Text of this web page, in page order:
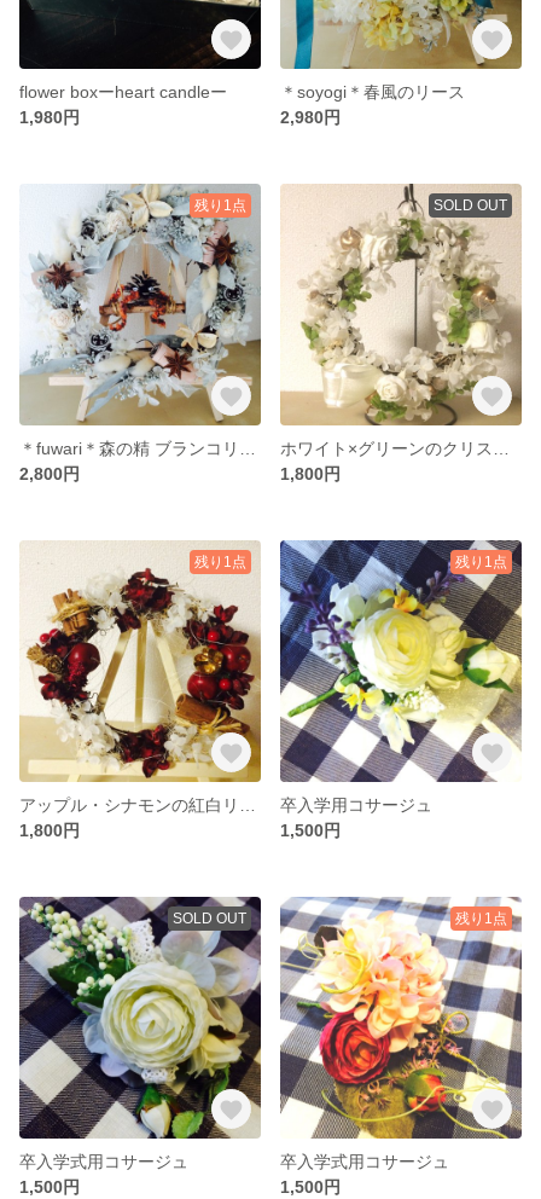
flower boxーheart candleー
1,980円
＊soyogi＊春風のリース
2,980円
残り1点
2,800円
SOLD OUT
1,800円
残り1点
1,800円
残り1点
卒入学用コサージュ
1,500円
SOLD OUT
卒入学式用コサージュ
1,500円
残り1点
卒入学式用コサージュ
1,500円